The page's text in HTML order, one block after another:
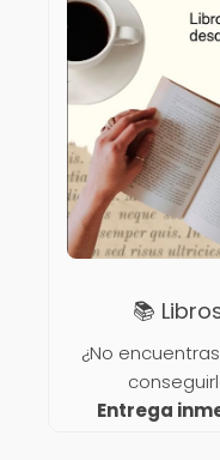
📚
¿No
Entrega